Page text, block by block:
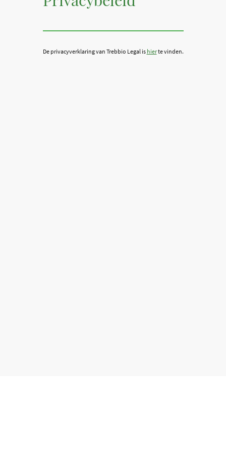
De privacyverklaring van Trebbio Legal is hierte vinden.